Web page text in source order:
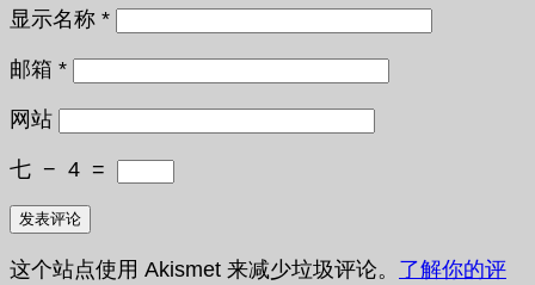
显示名称 *
邮箱 *
网站
七 − 4 =
这个站点使用 Akismet 来减少垃圾评论。 了解你的评